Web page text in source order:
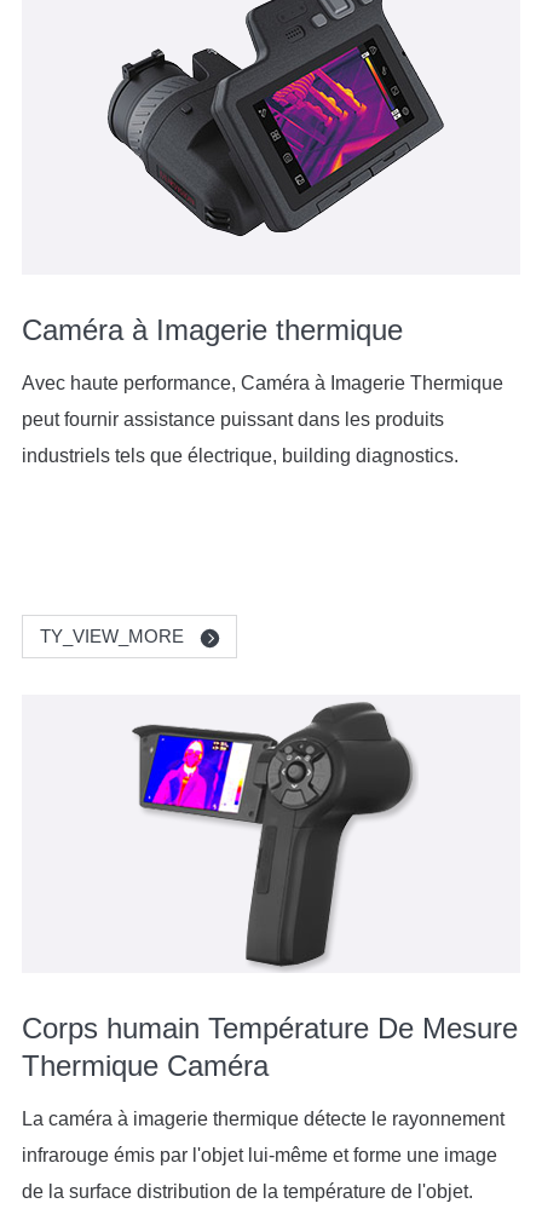
Caméra à Imagerie thermique
Avec haute performance, Caméra à Imagerie Thermique
peut fournir assistance puissant dans les produits
industriels tels que électrique, building diagnostics.
TY_VIEW_MORE
Corps humain Température De Mesure
Thermique Caméra
La caméra à imagerie thermique détecte le rayonnement
infrarouge émis par l'objet lui-même et forme une image
de la surface distribution de la température de l'objet.